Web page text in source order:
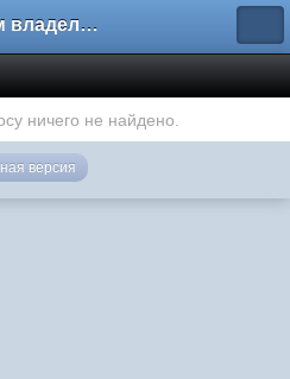
Форум владельцев интернет-магазинов
ничего не найдено.
версия